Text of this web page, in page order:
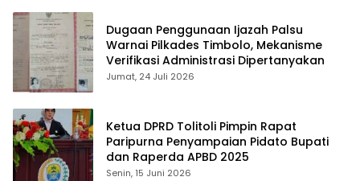
Dugaan Penggunaan Ijazah Palsu
Warnai Pilkades Timbolo, Mekanisme
Verifikasi Administrasi Dipertanyakan
Jumat, 24 Juli 2026
Ketua DPRD Tolitoli Pimpin Rapat
Paripurna Penyampaian Pidato Bupati
dan Raperda APBD 2025
Senin, 15 Juni 2026